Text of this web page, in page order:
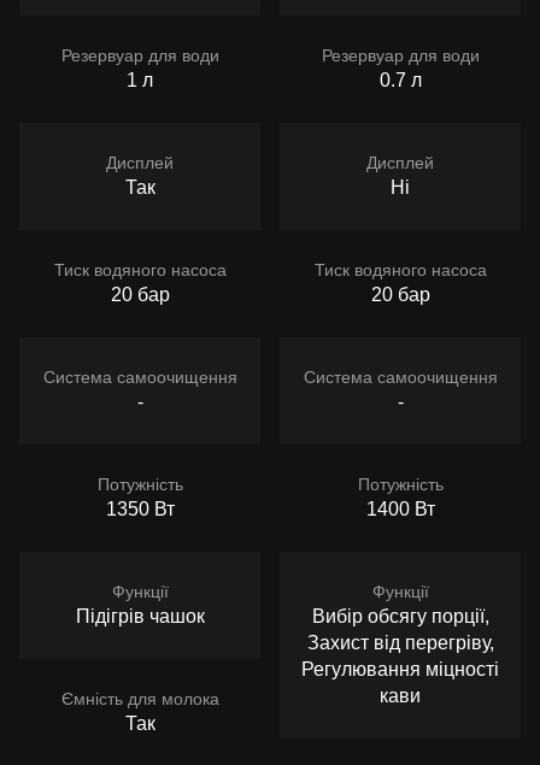
Резервуар для води
1 л
Дисплей
Так
Тиск водяного насоса
20 бар
Система самоочищення
-
Потужність
1350 Вт
Функції
Підігрів чашок
Ємність для молока
Так
Резервуар для води
0.7 л
Дисплей
Ні
Тиск водяного насоса
20 бар
Система самоочищення
-
Потужність
1400 Вт
Функції
Вибір обсягу порції,
Захист від перегріву,
Регулювання міцності
кави